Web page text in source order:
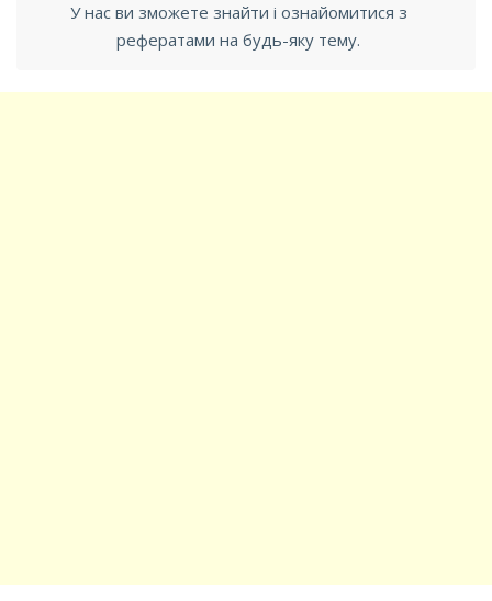
У нас ви зможете знайти і ознайомитися з
рефератами на будь-яку тему.